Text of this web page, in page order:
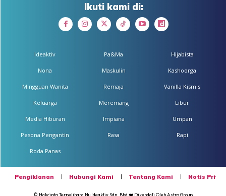
Ikuti kami di:
Ideaktiv
Nona
Mingguan Wanita
Keluarga
Media Hiburan
Pesona Pengantin
Roda Panas
Pa&Ma
Maskulin
Remaja
Meremang
Impiana
Rasa
Hijabista
Kashoorga
Vanilla Kismis
Libur
Umpan
Rapi
Pengiklanan Hubungi Kami Tentang Kami Notis
© Hakcipta Terpelihara Nu Ideaktiv Sdn. Bhd ❤️ Dikendali OlehAstro Group